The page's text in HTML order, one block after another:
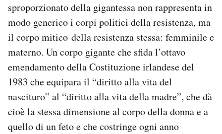
sproporzionato della gigantessa non rappresenta in
modo generico i corpi politici della resistenza, ma
il corpo mitico della resistenza stessa: femminile e
materno. Un corpo gigante che sfida l’ottavo
emendamento della Costituzione irlandese del
1983 che equipara il “diritto alla vita del
nascituro” al “diritto alla vita della madre”, che dà
cioè la stessa dimensione al corpo della donna e a
quello di un feto e che costringe ogni anno